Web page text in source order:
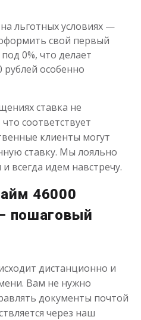
от 1до 30 дня
до50 000
от 1 до 21 дня
льготных условиях —
свой первый
0%, что делает
рублей особенно
ставка не
соответствует
клиенты могут
ставку. Мы лояльно
всегда идем навстречу.
46000
пошаговый
дистанционно и
Вам не нужно
документы почтой
через наш